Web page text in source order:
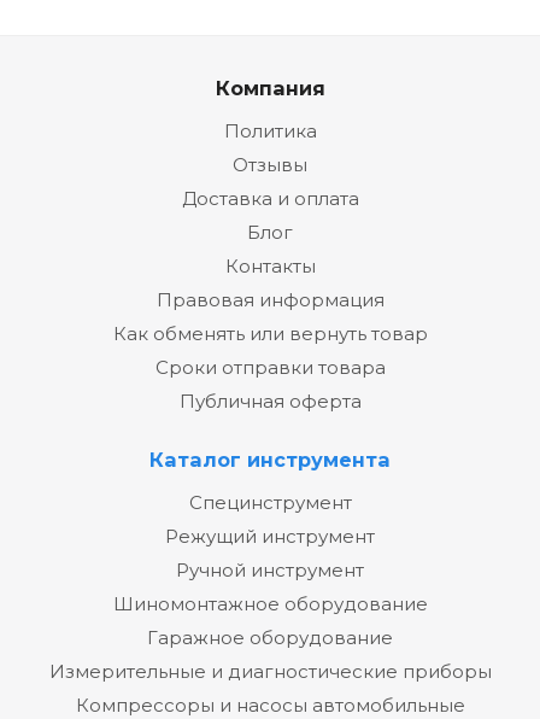
Компания
Политика
Отзывы
Доставка и оплата
Блог
Контакты
Правовая информация
Как обменять или вернуть товар
Сроки отправки товара
Публичная оферта
Каталог инструмента
Специнструмент
Режущий инструмент
Ручной инструмент
Шиномонтажное оборудование
Гаражное оборудование
Измерительные и диагностические приборы
Компрессоры и насосы автомобильные